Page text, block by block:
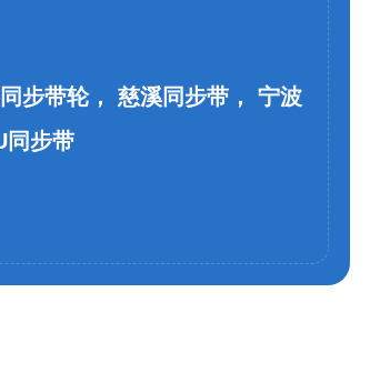
步带轮， 慈溪同步带， 宁波
同步带